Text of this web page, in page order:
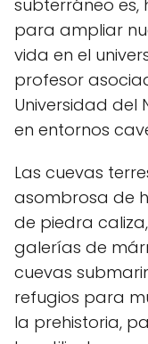
subterráneo
para ampliar
vida en el
profesor
Universidad del
en entornos
Las cuevas
asombrosa de
de piedra
galerías de
cuevas
refugios para
la prehistoria,